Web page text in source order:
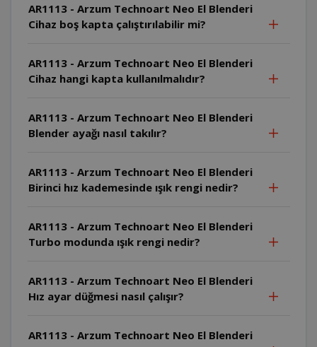
AR1113 - Arzum Technoart Neo El Blenderi
Cihaz boş kapta çalıştırılabilir mi?
AR1113 - Arzum Technoart Neo El Blenderi
Cihaz hangi kapta kullanılmalıdır?
AR1113 - Arzum Technoart Neo El Blenderi
Blender ayağı nasıl takılır?
AR1113 - Arzum Technoart Neo El Blenderi
Birinci hız kademesinde ışık rengi nedir?
AR1113 - Arzum Technoart Neo El Blenderi
Turbo modunda ışık rengi nedir?
AR1113 - Arzum Technoart Neo El Blenderi
Hız ayar düğmesi nasıl çalışır?
AR1113 - Arzum Technoart Neo El Blenderi